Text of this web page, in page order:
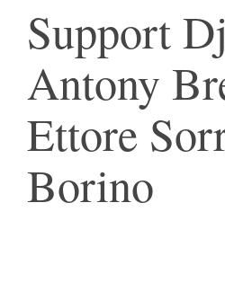
Support
Antony
Ettore
Borino